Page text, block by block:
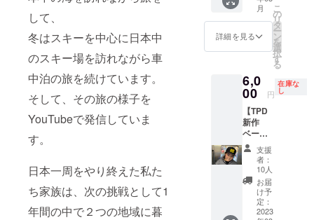
して、
冬はスキーを中心に日本中
のスキー場を訪れながら車
中泊の旅を続けています。
そして、その旅の様子を
YouTubeで発信していま
す。
日本一周をやり終えた私た
ち家族は、次の挑戦として1
年間の中で２つの地域に暮
本 産
地…新
原材料
及び添
表示は
お届け
商品の
ラベル
に表記
されま
す。 商
品開封
前には
必ずお
届けの
リター
ンに貼
・素
材…
100%
コット
ラック
めて
メール
を送り
ンル…
「ス
テッ
カー」
・数
量…２
枚（各
色１枚
づつ）
・商
品サイ
ズ…
60mm×
の拠点
となる
「割野
きのこ
組合湯
場」で
収穫さ
れた
『なめ
こ詰め
合わせ
セッ
ト』
と、テ
ンネン
パーマ
のイケ
さんか
月
詳細を見る
こ
の
リ
タ
ー
ン
を
選
択
す
る
6,0
00 円
在庫な
し
【TPD
新作
ベース
ボール
キャッ
（BK）
Tennen
perm
支援
者：
10人
お届
け予
定：
2023